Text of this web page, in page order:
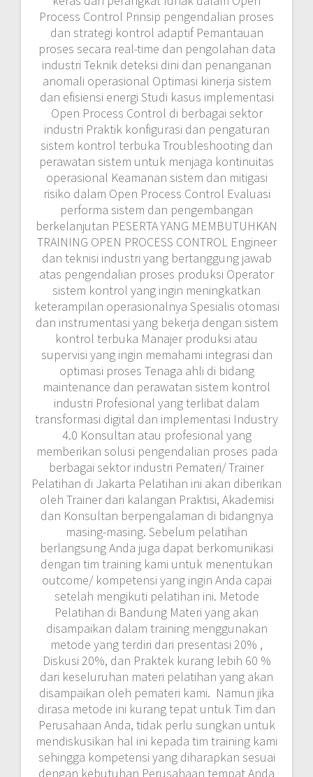
Process Control Prinsip pengendalian proses
dan strategi kontrol adaptif Pemantauan
proses secara real-time dan pengolahan data
industri Teknik deteksi dini dan penanganan
anomali operasional Optimasi kinerja sistem
dan efisiensi energi Studi kasus implementasi
Open Process Control di berbagai sektor
industri Praktik konfigurasi dan pengaturan
sistem kontrol terbuka Troubleshooting dan
perawatan sistem untuk menjaga kontinuitas
operasional Keamanan sistem dan mitigasi
risiko dalam Open Process Control Evaluasi
performa sistem dan pengembangan
berkelanjutan PESERTA YANG MEMBUTUHKAN
TRAINING OPEN PROCESS CONTROL Engineer
dan teknisi industri yang bertanggung jawab
atas pengendalian proses produksi Operator
sistem kontrol yang ingin meningkatkan
keterampilan operasionalnya Spesialis otomasi
dan instrumentasi yang bekerja dengan sistem
kontrol terbuka Manajer produksi atau
supervisi yang ingin memahami integrasi dan
optimasi proses Tenaga ahli di bidang
maintenance dan perawatan sistem kontrol
industri Profesional yang terlibat dalam
transformasi digital dan implementasi Industry
4.0 Konsultan atau profesional yang
memberikan solusi pengendalian proses pada
berbagai sektor industri Pemateri/ Trainer
Pelatihan di Jakarta Pelatihan ini akan diberikan
oleh Trainer dari kalangan Praktisi, Akademisi
dan Konsultan berpengalaman di bidangnya
masing-masing. Sebelum pelatihan
berlangsung Anda juga dapat berkomunikasi
dengan tim training kami untuk menentukan
outcome/ kompetensi yang ingin Anda capai
setelah mengikuti pelatihan ini. Metode
Pelatihan di Bandung Materi yang akan
disampaikan dalam training menggunakan
metode yang terdiri dari presentasi 20% ,
Diskusi 20%, dan Praktek kurang lebih 60 %
dari keseluruhan materi pelatihan yang akan
disampaikan oleh pemateri kami. Namun jika
dirasa metode ini kurang tepat untuk Tim dan
Perusahaan Anda, tidak perlu sungkan untuk
mendiskusikan hal ini kepada tim training kami
sehingga kompetensi yang diharapkan sesuai
dengan kebutuhan Perusahaan tempat Anda